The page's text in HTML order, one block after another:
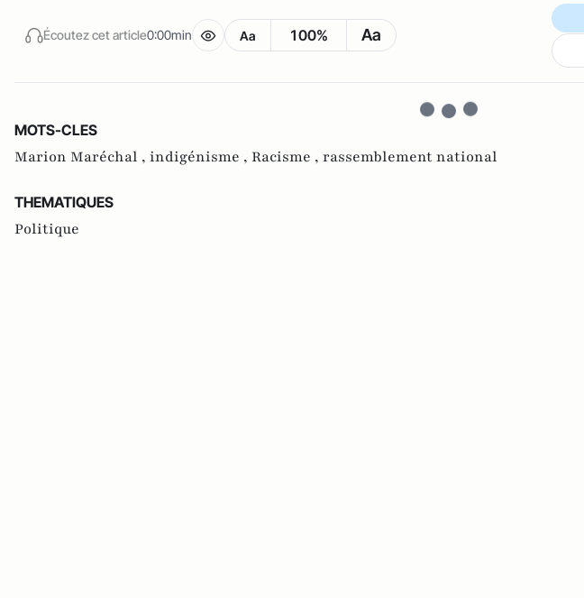
Écoutez cet article0:00min Aa 100% Aa
MOTS-CLES
Marion Maréchal , indigénisme , Racisme , rassemblement national
THEMATIQUES
Politique